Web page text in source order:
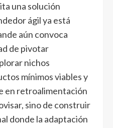
una solución
ágil ya está
aún convoca
de pivotar
nichos
mínimos viables y
en retroalimentación
sino de construir
donde la adaptación